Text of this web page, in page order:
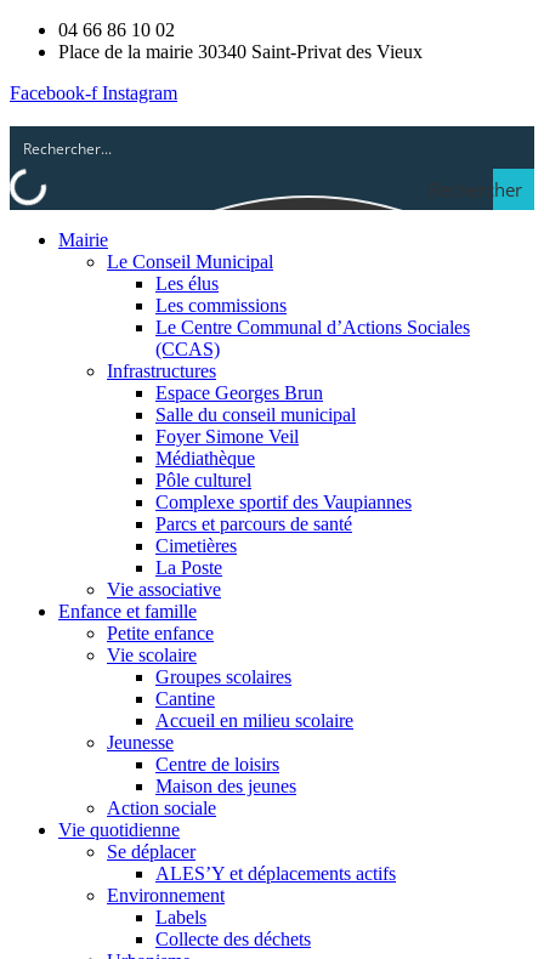
04 66 86 10 02
Place de la mairie 30340 Saint-Privat des Vieux
Facebook-f Instagram
Rechercher
Mairie
Le Conseil Municipal
Les élus
Les commissions
Le Centre Communal d’Actions Sociales
(CCAS)
Infrastructures
Espace Georges Brun
Salle du conseil municipal
Foyer Simone Veil
Médiathèque
Pôle culturel
Complexe sportif des Vaupiannes
Parcs et parcours de santé
Cimetières
La Poste
Vie associative
Enfance et famille
Petite enfance
Vie scolaire
Groupes scolaires
Cantine
Accueil en milieu scolaire
Jeunesse
Centre de loisirs
Maison des jeunes
Action sociale
Vie quotidienne
Se déplacer
ALES’Y et déplacements actifs
Environnement
Labels
Collecte des déchets